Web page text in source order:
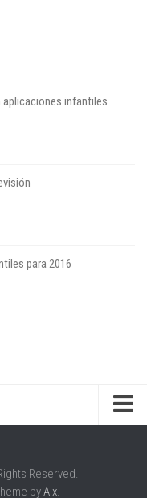
aplicaciones infantiles
para 2016
Reserved.
byAlx.